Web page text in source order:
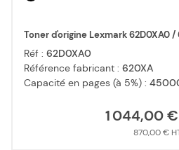
Toner d'origine Lexmark 62D0XA0
Réf : 62D0XA0
Référence fabricant : 620XA
Capacité en pages (à 5%) :
1 044,00 €
870,00 €